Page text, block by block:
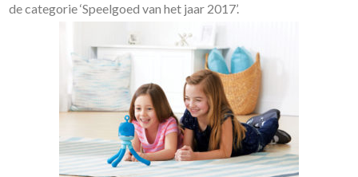
de categorie ‘Speelgoed van het jaar 2017’.